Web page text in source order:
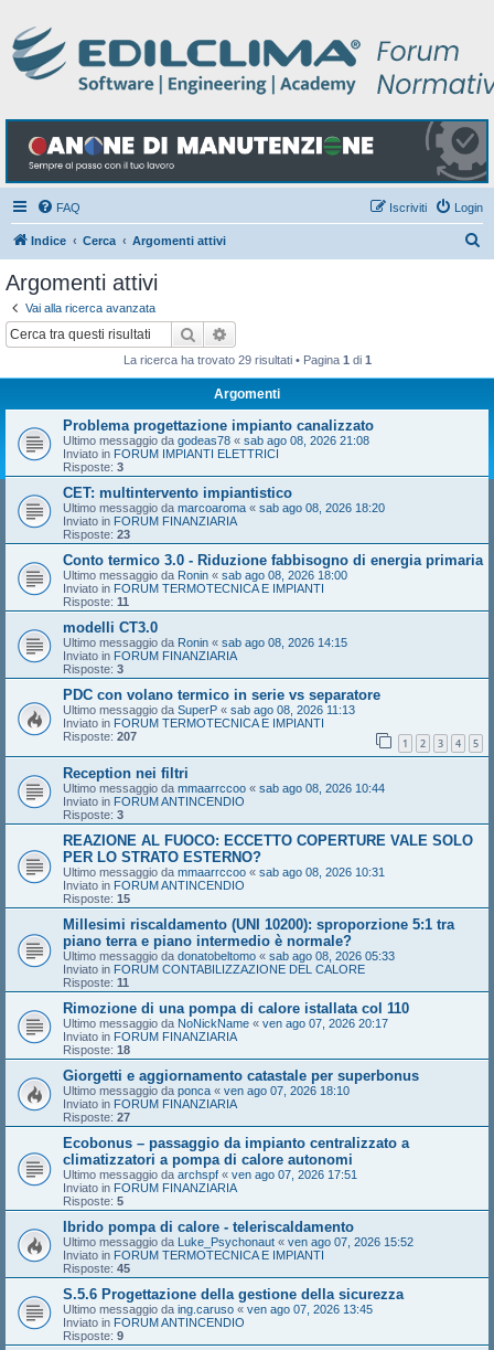
FAQ Login
Iscriviti
Indice Cerca Argomenti attivi
Argomenti attivi
Vai alla ricerca avanzata
Cerca
La ricerca ha trovato 29 risultati • Pagina 1 di 1
Argomenti
Problema progettazione impianto canalizzato
Ultimo messaggio da godeas78 « sab ago 08, 2026 21:08
Inviato in FORUM IMPIANTI ELETTRICI
Risposte: 3
CET: multintervento impiantistico
Ultimo messaggio da marcoaroma « sab ago 08, 2026 18:20
Inviato in FORUM FINANZIARIA
Risposte: 23
Conto termico 3.0 - Riduzione fabbisogno di energia primaria
Ultimo messaggio da Ronin « sab ago 08, 2026 18:00
Inviato in FORUM TERMOTECNICA E IMPIANTI
Risposte: 11
modelli CT3.0
Ultimo messaggio da Ronin « sab ago 08, 2026 14:15
Inviato in FORUM FINANZIARIA
Risposte: 3
PDC con volano termico in serie vs separatore
Ultimo messaggio da SuperP « sab ago 08, 2026 11:13
Inviato in FORUM TERMOTECNICA E IMPIANTI
Risposte: 207 1 2 3 4 5
Reception nei filtri
Ultimo messaggio da mmaarrccoo « sab ago 08, 2026 10:44
Inviato in FORUM ANTINCENDIO
Risposte: 3
REAZIONE AL FUOCO: ECCETTO COPERTURE VALE SOLO
PER LO STRATO ESTERNO?
Ultimo messaggio da mmaarrccoo « sab ago 08, 2026 10:31
Inviato in FORUM ANTINCENDIO
Risposte: 15
Millesimi riscaldamento (UNI 10200): sproporzione 5:1 tra
piano terra e piano intermedio è normale?
Ultimo messaggio da donatobeltomo « sab ago 08, 2026 05:33
Inviato in FORUM CONTABILIZZAZIONE DEL CALORE
Risposte: 11
Rimozione di una pompa di calore istallata col 110
Ultimo messaggio da NoNickName « ven ago 07, 2026 20:17
Inviato in FORUM FINANZIARIA
Risposte: 18
Giorgetti e aggiornamento catastale per superbonus
Ultimo messaggio da ponca « ven ago 07, 2026 18:10
Inviato in FORUM FINANZIARIA
Risposte: 27
Ecobonus – passaggio da impianto centralizzato a
climatizzatori a pompa di calore autonomi
Ultimo messaggio da archspf « ven ago 07, 2026 17:51
Inviato in FORUM FINANZIARIA
Risposte: 5
Ibrido pompa di calore - teleriscaldamento
Ultimo messaggio da Luke_Psychonaut « ven ago 07, 2026 15:52
Inviato in FORUM TERMOTECNICA E IMPIANTI
Risposte: 45
S.5.6 Progettazione della gestione della sicurezza
Ultimo messaggio da ing.caruso « ven ago 07, 2026 13:45
Inviato in FORUM ANTINCENDIO
Risposte: 9